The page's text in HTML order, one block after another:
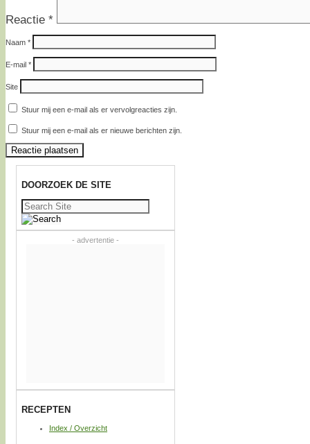
Reactie *
Naam *
E-mail *
Site
Stuur mij een e-mail als er vervolgreacties zijn.
Stuur mij een e-mail als er nieuwe berichten zijn.
DOORZOEK DE SITE
Zoeken
naar:
- advertentie -
RECEPTEN
Index / Overzicht